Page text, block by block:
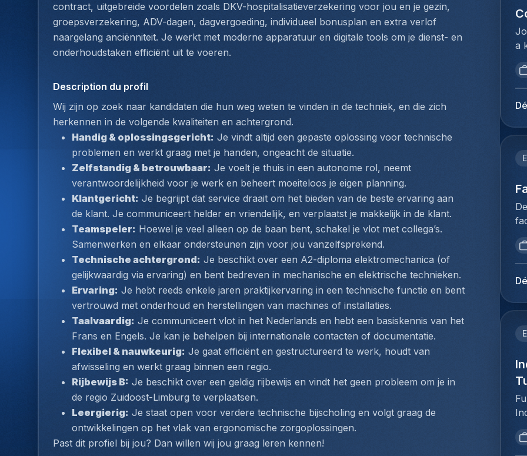
contract, uitgebreide voordelen zoals DKV-hospitalisatieverzekering voor jou en je gezin,
groepsverzekering, ADV-dagen, dagvergoeding, individueel bonusplan en extra verlof
naargelang anciënniteit. Je werkt met moderne apparatuur en digitale tools om je dienst- en
onderhoudstaken efficiënt uit te voeren.
Description du profil
Wij zijn op zoek naar kandidaten die hun weg weten te vinden in de techniek, en die zich
herkennen in de volgende kwaliteiten en achtergrond.
Handig & oplossingsgericht: Je vindt altijd een gepaste oplossing voor technische
problemen en werkt graag met je handen, ongeacht de situatie.
Zelfstandig & betrouwbaar: Je voelt je thuis in een autonome rol, neemt
verantwoordelijkheid voor je werk en beheert moeiteloos je eigen planning.
Klantgericht: Je begrijpt dat service draait om het bieden van de beste ervaring aan
de klant. Je communiceert helder en vriendelijk, en verplaatst je makkelijk in de klant.
Teamspeler: Hoewel je veel alleen op de baan bent, schakel je vlot met collega’s.
Samenwerken en elkaar ondersteunen zijn voor jou vanzelfsprekend.
Technische achtergrond: Je beschikt over een A2-diploma elektromechanica (of
gelijkwaardig via ervaring) en bent bedreven in mechanische en elektrische technieken.
Ervaring: Je hebt reeds enkele jaren praktijkervaring in een technische functie en bent
vertrouwd met onderhoud en herstellingen van machines of installaties.
Taalvaardig: Je communiceert vlot in het Nederlands en hebt een basiskennis van het
Frans en Engels. Je kan je behelpen bij internationale contacten of documentatie.
Flexibel & nauwkeurig: Je gaat efficiënt en gestructureerd te werk, houdt van
afwisseling en werkt graag binnen een regio.
Rijbewijs B: Je beschikt over een geldig rijbewijs en vindt het geen probleem om je in
de regio Zuidoost-Limburg te verplaatsen.
Leergierig: Je staat open voor verdere technische bijscholing en volgt graag de
ontwikkelingen op het vlak van ergonomische zorgoplossingen.
Past dit profiel bij jou? Dan willen wij jou graag leren kennen!
je
a